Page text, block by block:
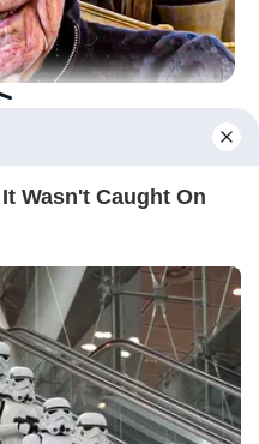
Truly Very Sad